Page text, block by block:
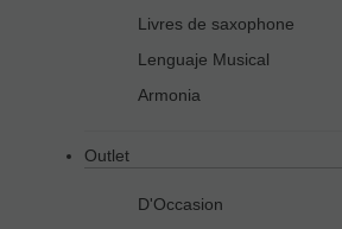
Livres de saxophone
Lenguaje Musical
Armonia
Outlet
D'Occasion